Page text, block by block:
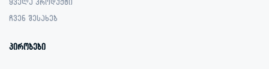
ყველა პროდუქტი
ჩვენ შესახებ
პირობები